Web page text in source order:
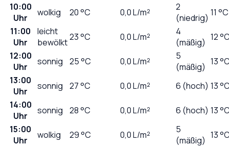
10:00
Uhr
wolkig 20°C 0,0L/m²
2
(niedrig) 11 °C
11:00
Uhr
leicht
bewölkt23°C 0,0L/m²
4
(mäßig) 12
12:00
Uhr
sonnig 25°C 0,0L/m²
5
(mäßig) 13
13:00
Uhr
sonnig 27°C 0,0L/m² 6 (hoch) 13
14:00
Uhr
sonnig 28°C 0,0L/m² 6 (hoch) 13
15:00
Uhr
wolkig 29°C 0,0L/m²
5
(mäßig) 13